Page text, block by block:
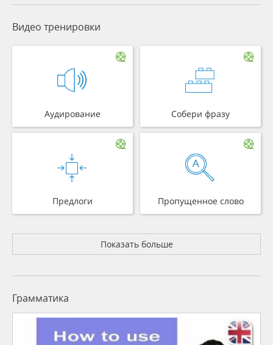
Видео тренировки
Аудирование Собери фразу
Предлоги Пропущенное слово
Показать больше
Грамматика